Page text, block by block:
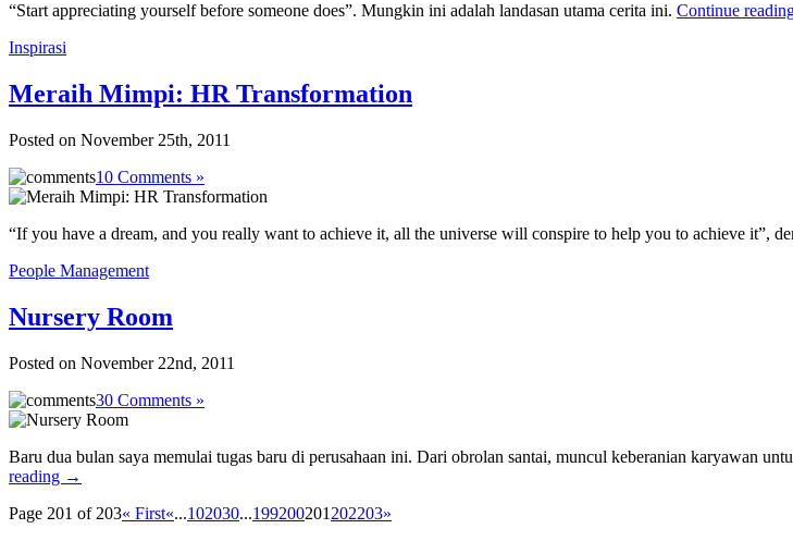
“Start appreciating yourself before someone does”. Mungkin ini adalah landasan utama cerita ini. Continue
Inspirasi
Meraih Mimpi: HR Transformation
Posted on November 25th, 2011
10 Comments »
“If you have a dream, and you really want to achieve it, all the universe will conspire to help you to achieve it”,
People Management
Nursery Room
Posted on November 22nd, 2011
30 Comments »
Baru dua bulan saya memulai tugas baru di perusahaan ini. Dari obrolan santai, muncul keberanian karyawan
reading →
Page 201 of 203« First«...102030...199200201 202203»